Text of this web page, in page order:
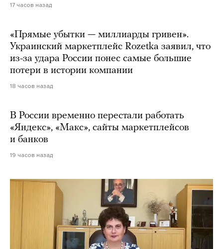
17 часов назад
«Прямые убытки — миллиарды гривен».
Украинский маркетплейс Rozetka заявил, что
из-за удара России понес самые большие
потери в истории компании
18 часов назад
В России временно перестали работать
«Яндекс», «Макс», сайты маркетплейсов
и банков
19 часов назад